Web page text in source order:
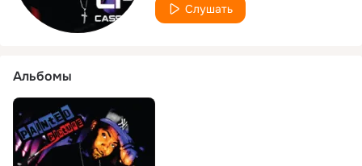
Слушать
Альбомы